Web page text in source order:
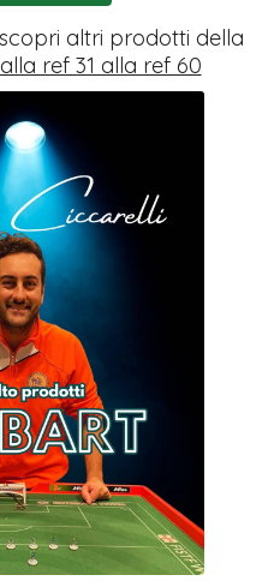
altri prodotti della
ref 31 alla ref 60